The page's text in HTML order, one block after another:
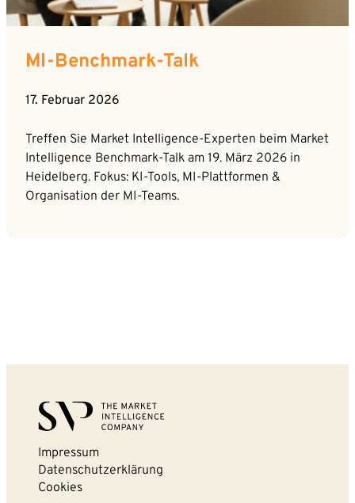
MI-Benchmark-Talk
17. Februar 2026
Treffen Sie Market Intelligence-Experten beim Market
Intelligence Benchmark-Talk am 19. März 2026 in
Heidelberg. Fokus: KI-Tools, MI-Plattformen &
Organisation der MI-Teams.
Impressum
Datenschutzerklärung
Cookies